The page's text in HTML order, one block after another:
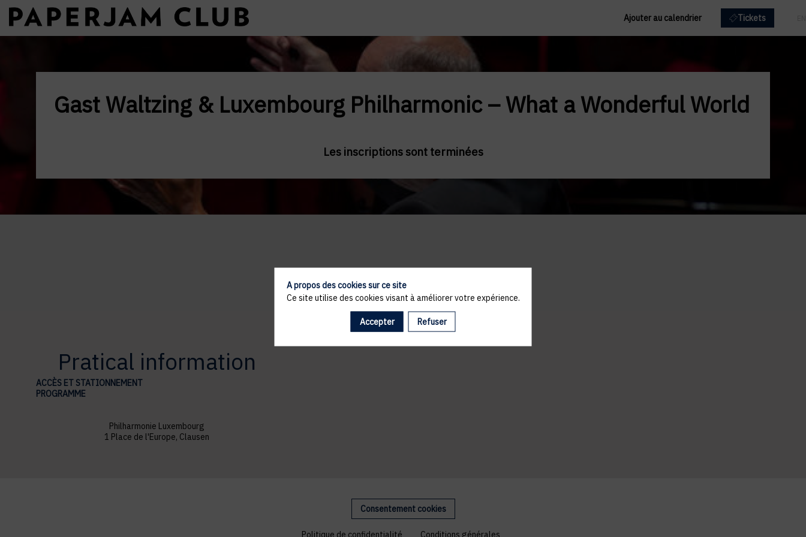
Ajouter au calendrier Tickets
Gast Waltzing & Luxembourg Philharmonic – What a Wonderful World
Les inscriptions sont terminées
Pratical information
ACCÈS ET STATIONNEMENT
PROGRAMME
Philharmonie Luxembourg
1 Place de l'Europe, Clausen
Consentement cookies
Politique de confidentialité Conditions générales
A propos des cookies sur ce site
Ce site utilise des cookies visant à améliorer votre expérience.
Accepter Refuser